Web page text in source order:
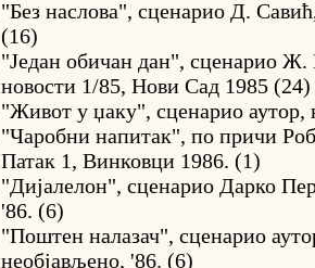
"Без наслова", сценарио Д.
(16)
"Један обичан дан", сценарио
новости 1/85, Нови Сад 1985 (24)
"Живот у џаку", сценарио аутор,
"Чаробни напитак", по причи
Патак 1, Винковци 1986. (1)
"Дијалелон", сценарио Дарко
'86. (6)
"Поштен налазач", сценарио
необјављено, '86. (6)